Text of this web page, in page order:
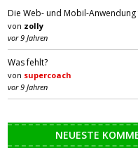
Die Web- und Mobil-
von zolly
vor 9 Jahren
Was fehlt?
von supercoach
vor 9 Jahren
NEUESTE